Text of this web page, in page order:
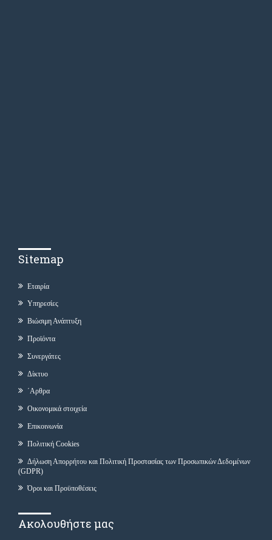
Sitemap
Εταιρία
Υπηρεσίες
Βιώσιμη Ανάπτυξη
Προϊόντα
Συνεργάτες
Δίκτυο
΄Αρθρα
Οικονομικά στοιχεία
Επικοινωνία
Πολιτική Cookies
Δήλωση Απορρήτου και Πολιτική Προστασίας των Προσωπικών Δεδομένων
(GDPR)
Όροι και Προϋποθέσεις
Ακολουθήστε μας